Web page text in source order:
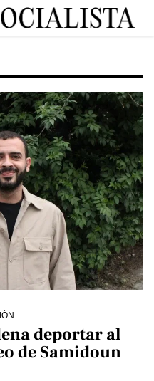
deportar al
de Samidoun